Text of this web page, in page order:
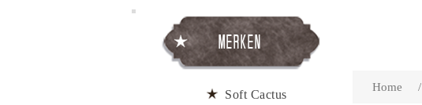
Home /
Merken
Soft Cactus